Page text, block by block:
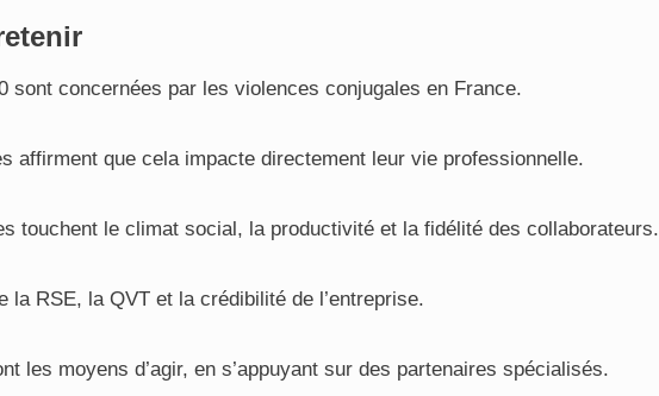
sont concernées par les violences conjugales en France.
affirment que cela impacte directement leur vie professionnelle.
touchent le climat social, la productivité et la fidélité des collaborateurs.
la RSE, la QVT et la crédibilité de l’entreprise.
les moyens d’agir, en s’appuyant sur des partenaires spécialisés.